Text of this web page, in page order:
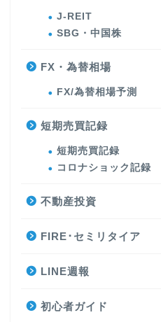
J-REIT
SBG・中国株
FX・為替相場
FX/為替相場予測
短期売買記録
短期売買記録
コロナショック記録
不動産投資
FIRE･セミリタイア
LINE週報
初心者ガイド